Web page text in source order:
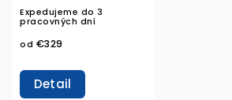
Expedujeme do 3
pracovných dní
od €329
Detail